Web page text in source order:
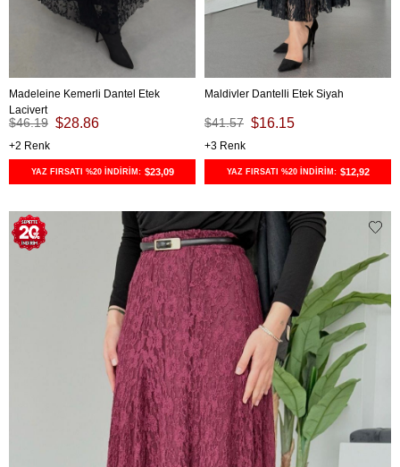
Madeleine Kemerli Dantel Etek
Lacivert
$28.86
$46.19
2
YAZ FIRSATI %20 İNDİRİM: $23,09
Maldivler Dantelli Etek Siyah
$16.15
$41.57
3
YAZ FIRSATI %20 İNDİRİM: $12,92